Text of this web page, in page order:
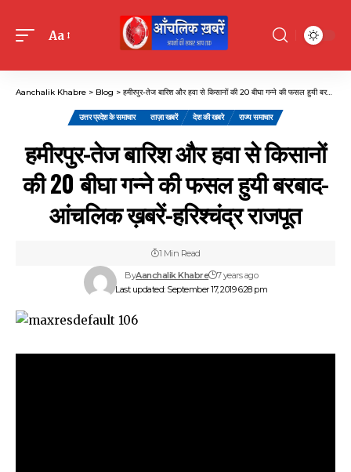
Font
Aa
Aanchalik Khabre > Blog > हमीरपुर-तेज बारिश और हवा से किसानों की 20 बीघा गन्ने की फसल हुयी बरबाद-आंचलिक ख़बरें-हरिश्चंद्र राजपूत
उत्तर प्रदेश के समाचार ताज़ा खबरें देश की खबरे राज्य समाचार
हमीरपुर-तेज बारिश और हवा से किसानों
की 20 बीघा गन्ने की फसल हुयी बरबाद-
आंचलिक ख़बरें-हरिश्चंद्र राजपूत
Last updated: September 17, 2019 6:28 pm
ByAanchalik Khabre 7 years ago
1 Min Read